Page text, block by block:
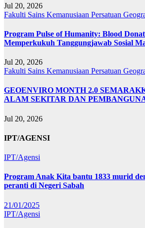
Jul 20, 2026
Fakulti Sains Kemanusiaan Persatuan
Program Pulse of Humanity: Blood
Memperkukuh Tanggungjawab Sosial
Jul 20, 2026
Fakulti Sains Kemanusiaan Persatuan
GEOENVIRO MONTH 2.0
ALAM SEKITAR DAN
Jul 20, 2026
IPT/AGENSI
IPT/Agensi
Program Anak Kita bantu 1833 murid
peranti di Negeri Sabah
21/01/2025
IPT/Agensi